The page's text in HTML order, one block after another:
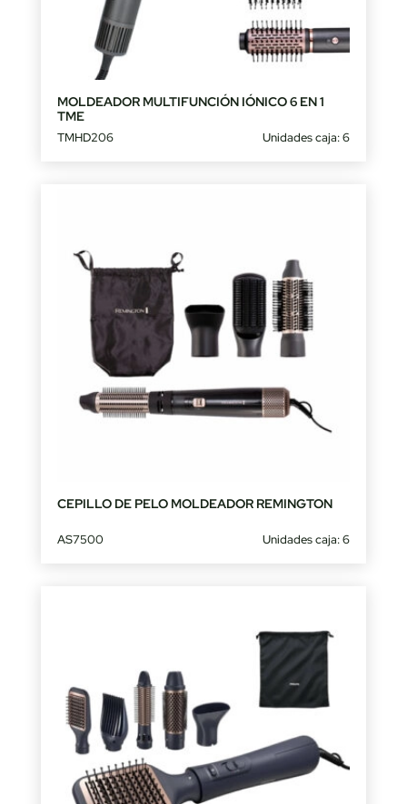
MOLDEADOR MULTIFUNCIÓN IÓNICO 6 EN 1
TME
TMHD206 Unidades caja: 6
CEPILLO DE PELO MOLDEADOR REMINGTON
AS7500 Unidades caja: 6